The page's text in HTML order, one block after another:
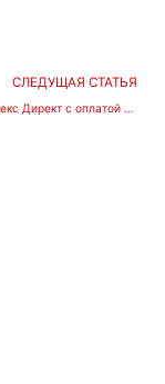
СЛЕДУЩАЯ СТАТЬЯ
Реклама в Яндекс Директ с оплатой за конверсию